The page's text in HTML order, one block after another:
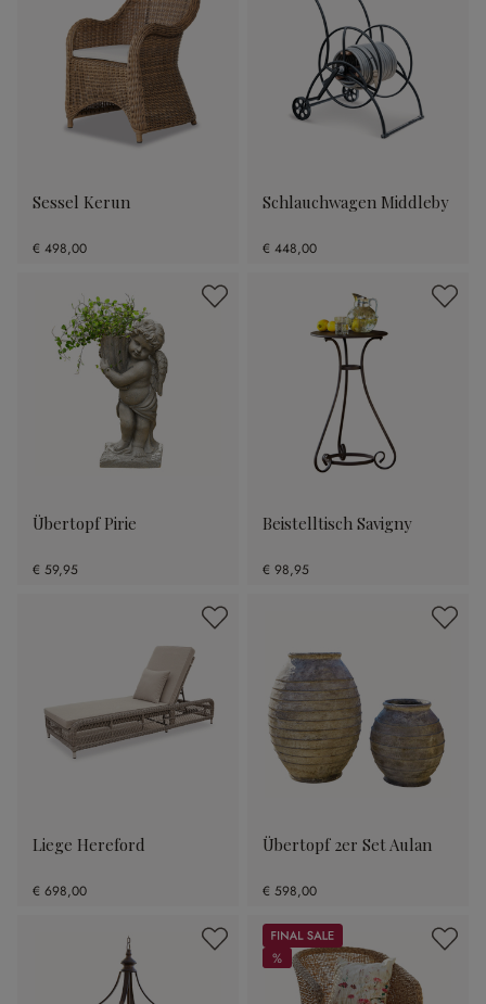
Sessel Kerun
€ 498,00
Schlauchwagen Middleby
€ 448,00
Übertopf Pirie
€ 59,95
Beistelltisch Savigny
€ 98,95
Liege Hereford
€ 698,00
Übertopf 2er Set Aulan
€ 598,00
Sale
%
%